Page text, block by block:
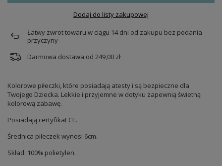
Dodaj do listy zakupowej
Łatwy zwrot towaru w ciągu 14dni od zakupu bez podania
przyczyny
Darmowa dostawa od 249,00 zł
Kolorowe piłeczki, które posiadają atesty i są bezpieczne dla
Twojego Dziecka. Lekkie i przyjemne w dotyku zapewnią świetną
kolorową zabawę.
Posiadają certyfikat CE.
Średnica piłeczek wynosi 6cm.
Skład: 100% polietylen.